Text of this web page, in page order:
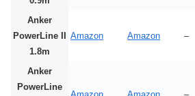
Anker
PowerLine II
1.8m
Amazon Amazon –
Anker
PowerLine